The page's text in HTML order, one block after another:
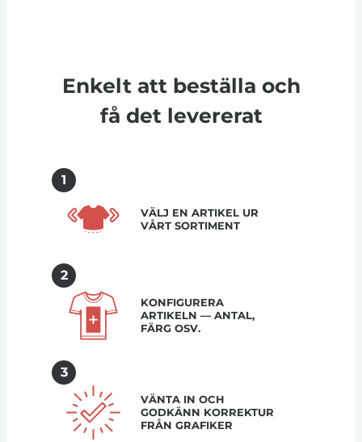
Enkelt att beställa och
få det levererat
1
VÄLJ EN ARTIKEL UR
VÅRT SORTIMENT
2
KONFIGURERA
ARTIKELN — ANTAL,
FÄRG OSV.
3
VÄNTA IN OCH
GODKÄNN KORREKTUR
FRÅN GRAFIKER